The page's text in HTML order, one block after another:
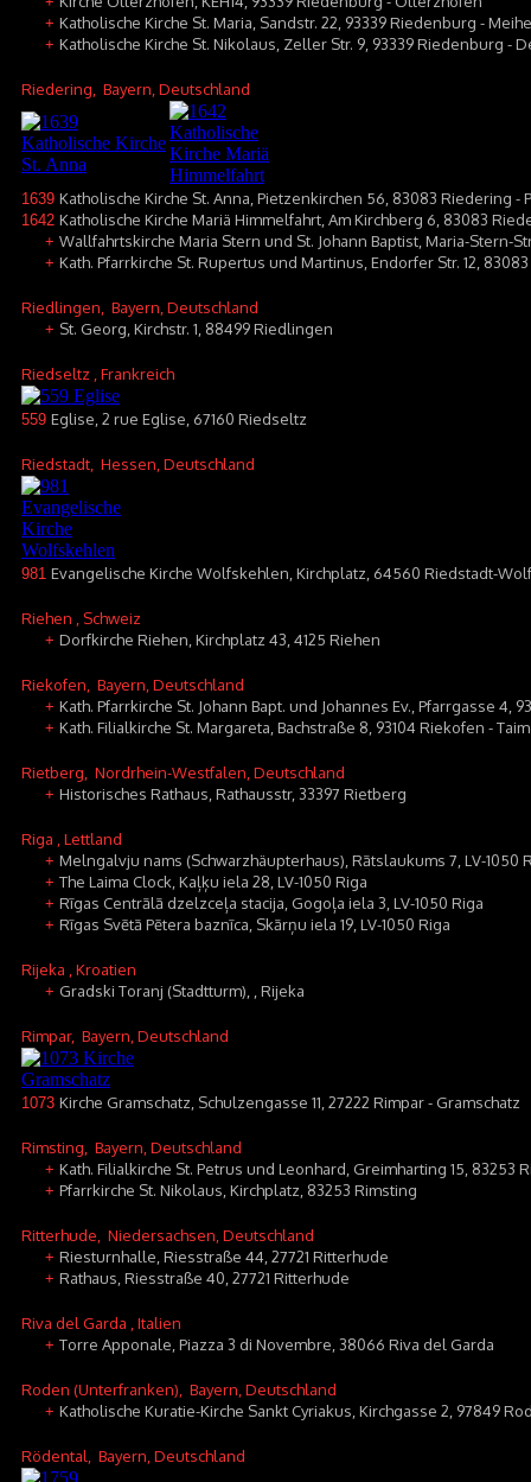
+ Katholische Kirche St. Maria, Sandstr. 22, 93339 Riedenburg -
+ Katholische Kirche St. Nikolaus, Zeller Str. 9, 93339 Riedenburg -
Riedering , Bayern, Deutschland
1639 Katholische Kirche St. Anna, Pietzenkirchen 56, 83083 Riedering -
1642 Katholische Kirche Mariä Himmelfahrt, Am Kirchberg 6, 83083
+ Wallfahrtskirche Maria Stern und St. Johann Baptist, Maria-Stern-
+ Kath. Pfarrkirche St. Rupertus und Martinus, Endorfer Str. 12,
Riedlingen , Bayern, Deutschland
+ St. Georg, Kirchstr. 1, 88499 Riedlingen
Riedseltz , Frankreich
559 Eglise, 2 rue Eglise, 67160 Riedseltz
Riedstadt , Hessen, Deutschland
981 Evangelische Kirche Wolfskehlen, Kirchplatz, 64560 Riedstadt-
Riehen , Schweiz
+ Dorfkirche Riehen, Kirchplatz 43, 4125 Riehen
Riekofen , Bayern, Deutschland
+ Kath. Pfarrkirche St. Johann Bapt. und Johannes Ev., Pfarrgasse 4,
+ Kath. Filialkirche St. Margareta, Bachstraße 8, 93104 Riekofen -
Rietberg , Nordrhein-Westfalen, Deutschland
+ Historisches Rathaus, Rathausstr, 33397 Rietberg
Riga , Lettland
+ Melngalvju nams (Schwarzhäupterhaus), Rātslaukums 7, LV-1050
+ The Laima Clock, Kaļķu iela 28, LV-1050 Riga
+ Rīgas Centrālā dzelzceļa stacija, Gogoļa iela 3, LV-1050 Riga
+ Rīgas Svētā Pētera baznīca, Skārņu iela 19, LV-1050 Riga
Rijeka , Kroatien
+ Gradski Toranj (Stadtturm), , Rijeka
Rimpar, Bayern, Deutschland
1073 Kirche Gramschatz, Schulzengasse 11, 27222 Rimpar - Gramschatz
Rimsting , Bayern, Deutschland
+ Kath. Filialkirche St. Petrus und Leonhard, Greimharting 15, 83253
+ Pfarrkirche St. Nikolaus, Kirchplatz, 83253 Rimsting
Ritterhude , Niedersachsen, Deutschland
+ Riesturnhalle, Riesstraße 44, 27721 Ritterhude
+ Rathaus, Riesstraße 40, 27721 Ritterhude
Riva del Garda , Italien
+ Torre Apponale, Piazza 3 di Novembre, 38066 Riva del Garda
Roden (Unterfranken) , Bayern, Deutschland
+ Katholische Kuratie-Kirche Sankt Cyriakus, Kirchgasse 2, 97849
Rödental , Bayern, Deutschland